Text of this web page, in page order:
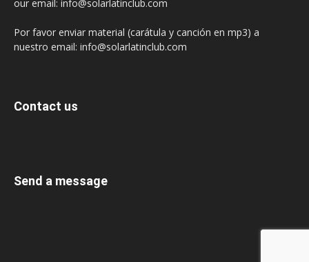
our email: info@solarlatinclub.com
Por favor enviar material (carátula y canción en mp3) a
nuestro email: info@solarlatinclub.com
Contact us
Send a message